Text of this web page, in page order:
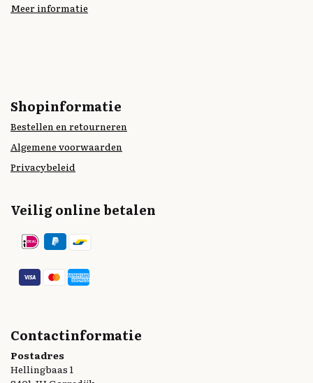
Meer informatie
Shopinformatie
Bestellen en retourneren
Algemene voorwaarden
Privacybeleid
Veilig online betalen
Contactinformatie
Postadres
Hellingbaas 1